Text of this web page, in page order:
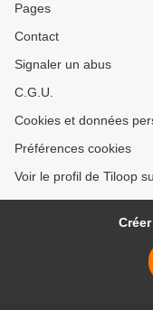
Pages
Contact
Signaler un abus
C.G.U.
Cookies et données
Préférences cookies
Voir le profil de Tiloop